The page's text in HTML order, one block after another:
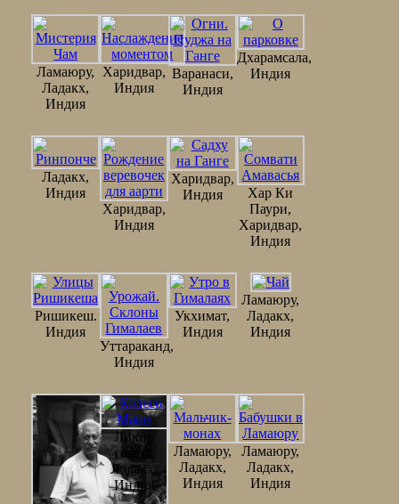
Ламаюру,
Ладакх,
Индия
Харидвар,
Индия
Варанаси,
Индия
Дхарамсала,
Индия
Ладакх,
Индия
Харидвар,
Индия
Харидвар,
Индия
Хар Ки
Паури,
Харидвар,
Индия
Ришикеш.
Индия
Уттараканд,
Индия
Укхимат,
Индия
Ламаюру,
Ладакх,
Индия
Ликир
гомпа,
Ладакх,
Индия
Ламаюру,
Ладакх,
Индия
Ламаюру,
Ладакх,
Индия